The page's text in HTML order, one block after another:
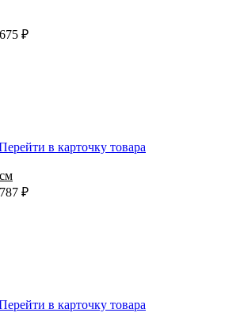
₽
в карточку товара
₽
в карточку товара